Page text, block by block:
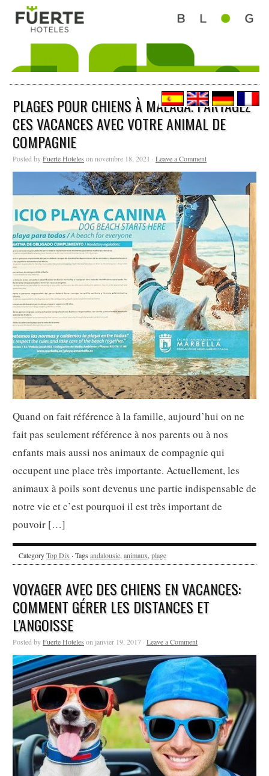
PLAGES POUR CHIENS À MALAGA. PARTAGEZ
CES VACANCES AVEC VOTRE ANIMAL DE
COMPAGNIE
Posted byFuerte Hoteles on novembre 18, 2021 · Leave a Comment
Quand on fait référence à la famille, aujourd’hui on ne
fait pas seulement référence à nos parents ou à nos
enfants mais aussi nos animaux de compagnie qui
occupent une place très importante. Actuellement, les
animaux à poils sont devenus une partie indispensable de
notre vie et c’est pourquoi il est très important de
pouvoir […]
CategoryTop Dix · Tags andalousie, animaux, plage
VOYAGER AVEC DES CHIENS EN VACANCES:
COMMENT GÉRER LES DISTANCES ET
L’ANGOISSE
Posted byFuerte Hoteles on janvier 19, 2017 · Leave a Comment